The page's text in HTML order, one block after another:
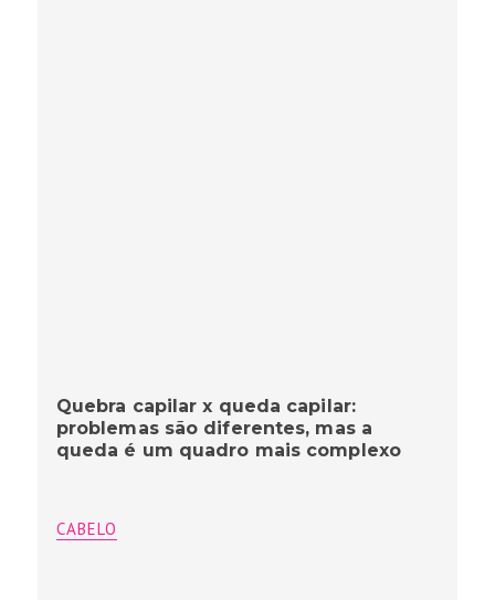
Quebra capilar x queda capilar:
problemas são diferentes, mas a
queda é um quadro mais complexo
CABELO